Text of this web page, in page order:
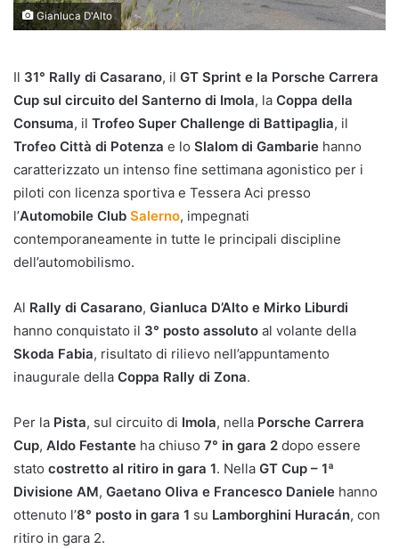
Gianluca D'Alto
Il 31° Rally di Casarano, il GT Sprint e la Porsche Carrera
Cup sul circuito del Santerno di Imola, la Coppa della
Consuma, il Trofeo Super Challenge di Battipaglia, il
Trofeo Città di Potenza e lo Slalom di Gambarie hanno
caratterizzato un intenso fine settimana agonistico per i
piloti con licenza sportiva e Tessera Aci presso
l’Automobile Club Salerno, impegnati
contemporaneamente in tutte le principali discipline
dell’automobilismo.
Al Rally di Casarano, Gianluca D’Alto e Mirko Liburdi
hanno conquistato il 3° posto assoluto al volante della
Skoda Fabia, risultato di rilievo nell’appuntamento
inaugurale della Coppa Rally di Zona.
Per la Pista, sul circuito di Imola, nella Porsche Carrera
Cup, Aldo Festante ha chiuso 7° in gara 2 dopo essere
stato costretto al ritiro in gara 1. Nella GT Cup – 1ª
Divisione AM, Gaetano Oliva e Francesco Daniele hanno
ottenuto l’8° posto in gara 1 su Lamborghini Huracán, con
ritiro in gara 2.